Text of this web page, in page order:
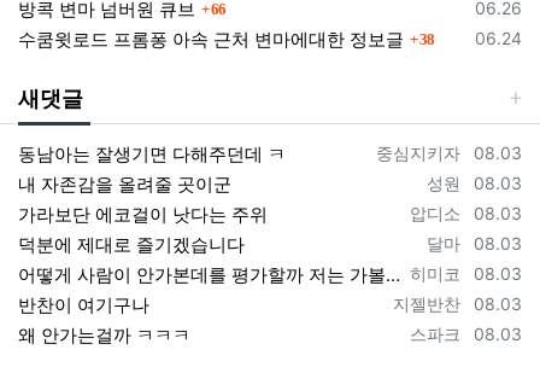
등록일
06.26
방콕 변마 넘버원 큐브 66
등록일
06.24
수쿰윗로드 프롬퐁 아속 근처 변마에대한 정보글 38
새댓글
등록자
중심지키자 등록일
08.03
동남아는 잘생기면 다해주던데 ㅋ
등록자
성원 등록일
08.03
내 자존감을 올려줄 곳이군
등록자
압디소 등록일
08.03
가라보단 에코걸이 낫다는 주위
등록자
달마 등록일
08.03
덕분에 제대로 즐기겠습니다
등록자
히미코 등록일
08.03
어떻게 사람이 안가본데를 평가할까 저는 가볼게요
등록자
지젤반찬 등록일
08.03
반찬이 여기구나
등록자
스파크 등록일
08.03
왜 안가는걸까 ㅋㅋㅋ